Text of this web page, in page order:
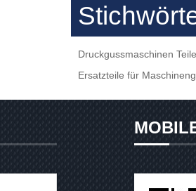
Druckgussmaschinen Teile
Ersatzteile für